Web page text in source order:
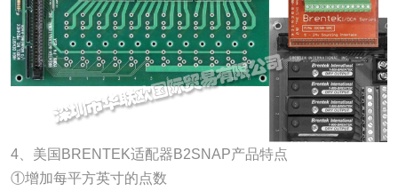
4、美国BRENTEK适配器B2SNAP产品特点
①增加每平方英寸的点数